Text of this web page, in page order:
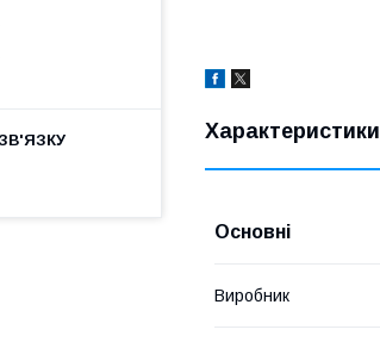
Характеристики
Основні
Виробник